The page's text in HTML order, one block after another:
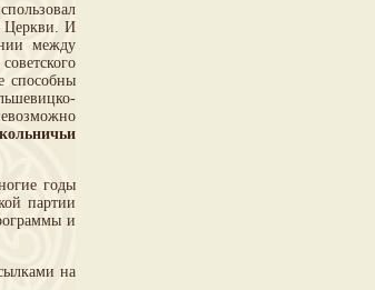
Церкви. И
между
способны
годы
партии
и
на